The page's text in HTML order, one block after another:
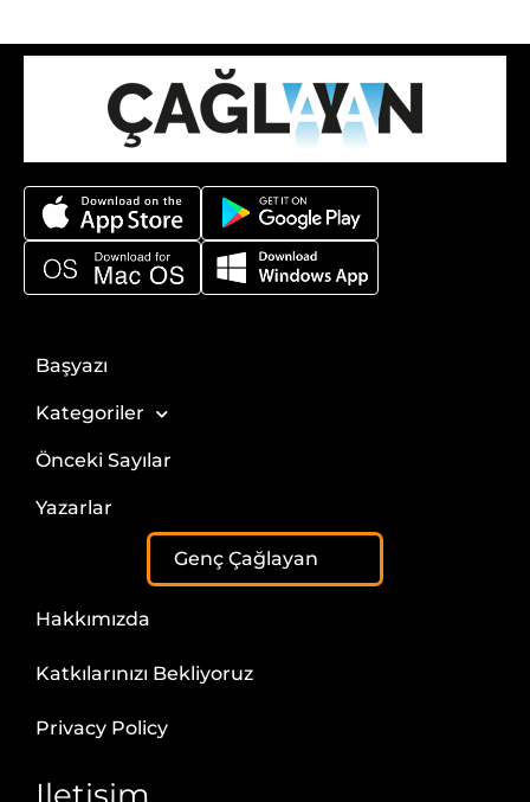
Başyazı
Kategoriler
Önceki Sayılar
Yazarlar
Genç Çağlayan
Hakkımızda
Katkılarınızı Bekliyoruz
Privacy Policy